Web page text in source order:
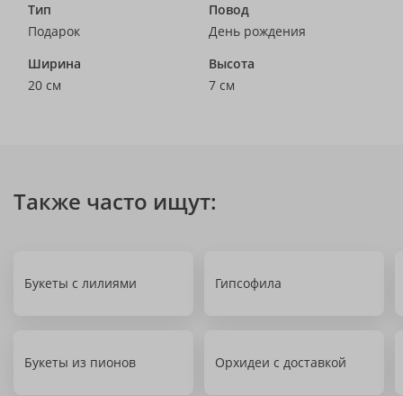
Тип
Подарок
Повод
День рождения
Ширина
20 см
Высота
7 см
Также часто ищут:
Букеты с лилиями Гипсофила
Букеты из пионов Орхидеи с доставкой